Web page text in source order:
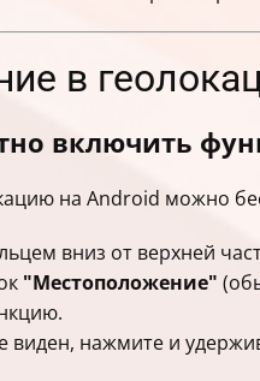
в
включить
на Android можно
вниз от верхней
"Местоположение"
виден, нажмите и